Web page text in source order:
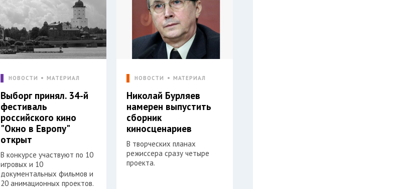
НОВОСТИ МАТЕРИАЛ
Выборг принял. 34-й
фестиваль
российского кино
"Окно в Европу"
открыт
В конкурсе участвуют по 10
игровых и 10
документальных фильмов и
20 анимационных проектов.
НОВОСТИ МАТЕРИАЛ
Николай Бурляев
намерен выпустить
сборник
киносценариев
В творческих планах
режиссера сразу четыре
проекта.